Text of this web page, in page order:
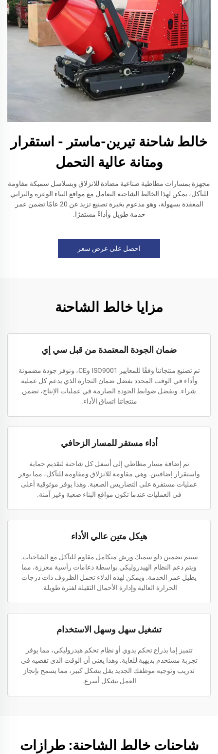
خالط شاحنة تيرين-ماستر - استقرار
ومتانة عالية التحمل
مجهزة بمسارات مطاطية صناعية مضادة للانزلاق وبسلاسل سميكة مقاومة
للتآكل، يمكن لهذا الخالط الشاحنة التعامل مع مواقع البناء الوعرة والترابي
المعقدة بسهولة، وهو مدعوم بخبرة تصنيع تزيد عن 20 عامًا تضمن عمر
خدمة طويل وأداءً مستقرًا.
احصل على عرض سعر
مزايا خالط الشاحنة
ضمان الجودة المعتمدة من قبل سي إي
تم تصنيع منتجاتنا وفقًا للمعايير ISO9001 وCE، ونوفر جودة مضمونة
وأداء في الوقت المحدد بفضل ضمان التجارة الذي يدعم كل عملية
شراء. وبفضل ضوابط الجودة الصارمة في عمليات الإنتاج، تضمن
منتجاتنا اتساق الأداء.
أداء مستقر للمسار الزحافي
تم إضافة مسار مطاطي إلى أسفل كل شاحنة لتقديم حماية
واستقرار إضافيين. وهي مقاومة للانزلاق ومقاومة للتآكل، مما يوفر
عمليات مستقرة على التضاريس الصعبة. وهذا يوفر موثوقية أعلى
في العمليات عندما تكون مواقع البناء صعبة وغير آمنة.
هيكل متين عالي الأداء
سيتم تضمين دلو سميك ورش متكامل مقاوم للتآكل مع الشاحنات.
ويتم دعم النظام الهيدروليكي بواسطة دعامات رأسية معززة، مما
يطيل عمر الخدمة. ويمكن لهذه الدلاء تحمل الظروف ذات درجات
الحرارة العالية وإدارة الأحمال الثقيلة لفترة طويلة.
تشغيل سهل وسهل الاستخدام
تتميز إما بذراع تحكم يدوي أو نظام تحكم هيدروليكي، مما يوفر
تجربة مستخدم بديهية للغاية. وهذا يعني أن الوقت الذي تقضيه في
تدريب وتوجيه موظفك الجديد يقل بشكل كبير، مما يسمح بإنجاز
العمل بشكل أسرع.
شاحنات خالط الشاحنة: طرازات